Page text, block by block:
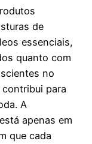
de
essenciais,
quanto com
no
para
A
apenas em
que cada